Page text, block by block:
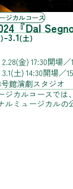
ジカルコース
『Dal Segno
-3.1(土)
金) 17:30開場／
土) 14:30開場／
館演劇スタジオ
ジカルコースでは
ルミュージカルの